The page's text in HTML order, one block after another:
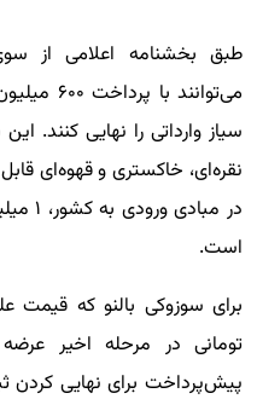
طبق بخشنامه اعلامی از سوی
سیاز وارداتی را نهایی کنند.
نقره‌ای، خاکستری و قهوه‌ای
است.
تومانی در مرحله اخیر